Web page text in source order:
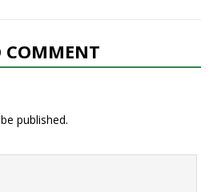
COMMENT
published.